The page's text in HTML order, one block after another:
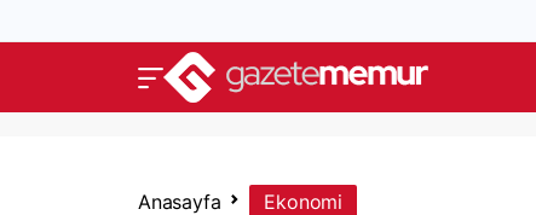
Anasayfa Ekonomi